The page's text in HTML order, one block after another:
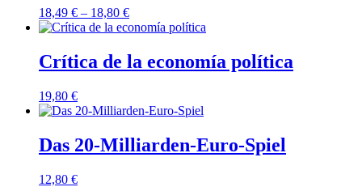
18,49 € – 18,80 €
Crítica de la economía política
19,80 €
Das 20-Milliarden-Euro-Spiel
12,80 €